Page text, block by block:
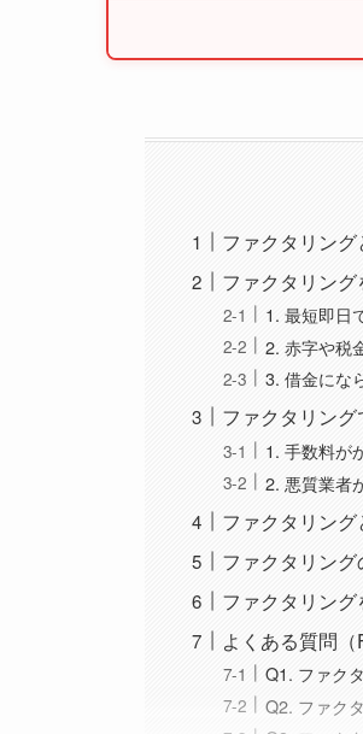
ファクタリング
ファクタリング
1. 最短即日
2. 赤字や税
3. 借金にな
ファクタリング
1. 手数料が
2. 悪質業者
ファクタリン
ファクタリン
ファクタリン
よくある質問（
Q1. ファク
Q2. ファク